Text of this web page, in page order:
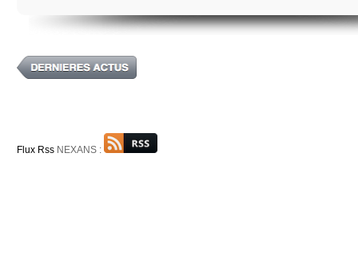
Flux Rss NEXANS :